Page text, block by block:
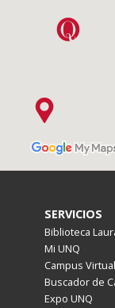
SERVICIOS
Biblioteca
Mi UNQ
Campus Virtual
Buscador de
Expo UNQ